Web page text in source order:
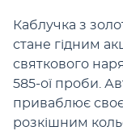
Каблучка з
стане гідним
святкового
585-ої проби.
приваблює
розкішним